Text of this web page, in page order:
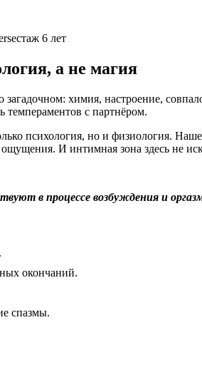
стаж 6 лет
а не магия
загадочном: химия, настроение,
темпераментов с партнёром.
психология, но и физиология.
И интимная зона здесь не
в процессе возбуждения и
окончаний.
спазмы.